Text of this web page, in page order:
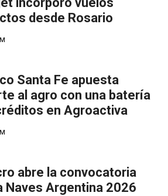
desde Rosario
Santa Fe apuesta
al agro con una batería
en Agroactiva
abre la convocatoria
Naves Argentina 2026